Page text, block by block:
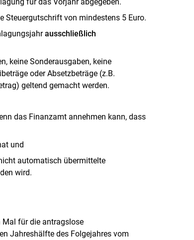
Steuergutschrift von mindestens 5 Euro.
ausschließlich
keine Sonderausgaben, keine
oder Absetzbeträge (z.B.
geltend gemacht werden.
das Finanzamt annehmen kann, dass
und
automatisch übermittelte
wird.
Mal für die antragslose
Jahreshälfte des Folgejahres vom